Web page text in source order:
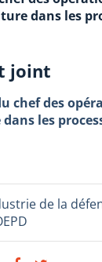
dans les
joint
chef des
les
de la